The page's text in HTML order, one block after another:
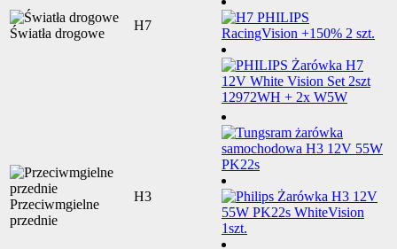
Światła drogowe
H7
Przeciwmgielne
przednie
H3